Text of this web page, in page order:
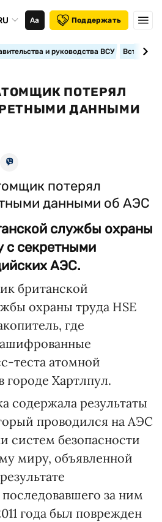
Аа Поддержать
и руководства ВСУ
ПОТЕРЯЛ
ДАННЫМИ
службы охраны
с секретными
АЭС.
британской
охраны труда HSE
где
теста атомной
городе Хартлпул.
содержала результаты
проводился на АЭС
систем безопасности
миру, объявленной
за ним
года был поврежден